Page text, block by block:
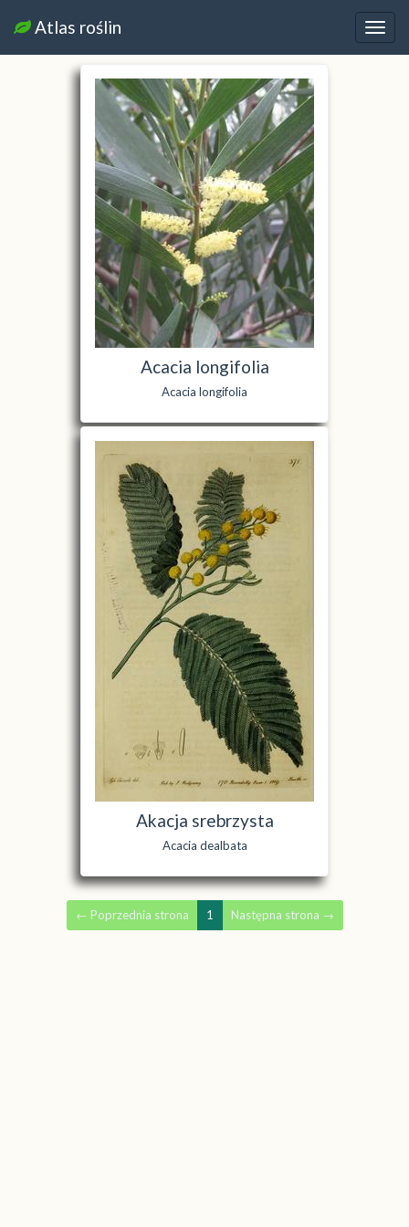
Atlas roślin
Acacia longifolia
Acacia longifolia
Akacja srebrzysta
Acacia dealbata
← Poprzednia strona 1 Następna strona →